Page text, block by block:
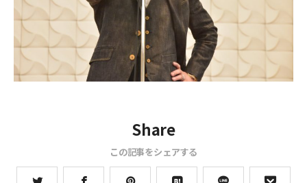
Share
この記事をシェアする